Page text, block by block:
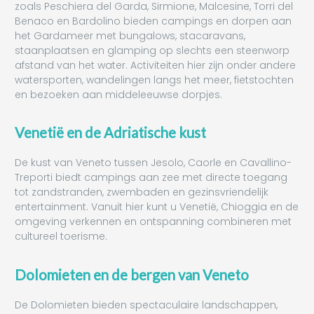
zoals Peschiera del Garda, Sirmione, Malcesine, Torri del
Benaco en Bardolino bieden campings en dorpen aan
het Gardameer met bungalows, stacaravans,
staanplaatsen en glamping op slechts een steenworp
afstand van het water. Activiteiten hier zijn onder andere
watersporten, wandelingen langs het meer, fietstochten
en bezoeken aan middeleeuwse dorpjes.
Venetië en de Adriatische kust
De kust van Veneto tussen Jesolo, Caorle en Cavallino-
Treporti biedt campings aan zee met directe toegang
tot zandstranden, zwembaden en gezinsvriendelijk
entertainment. Vanuit hier kunt u Venetië, Chioggia en de
omgeving verkennen en ontspanning combineren met
cultureel toerisme.
Dolomieten en de bergen van Veneto
De Dolomieten bieden spectaculaire landschappen,